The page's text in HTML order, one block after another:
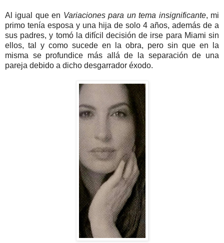
Al igual que en Variaciones para un tema insignificante, mi
primo tenía esposa y una hija de solo 4 años, además de a
sus padres, y tomó la difícil decisión de irse para Miami sin
ellos, tal y como sucede en la obra, pero sin que en la
misma se profundice más allá de la separación de una
pareja debido a dicho desgarrador éxodo.